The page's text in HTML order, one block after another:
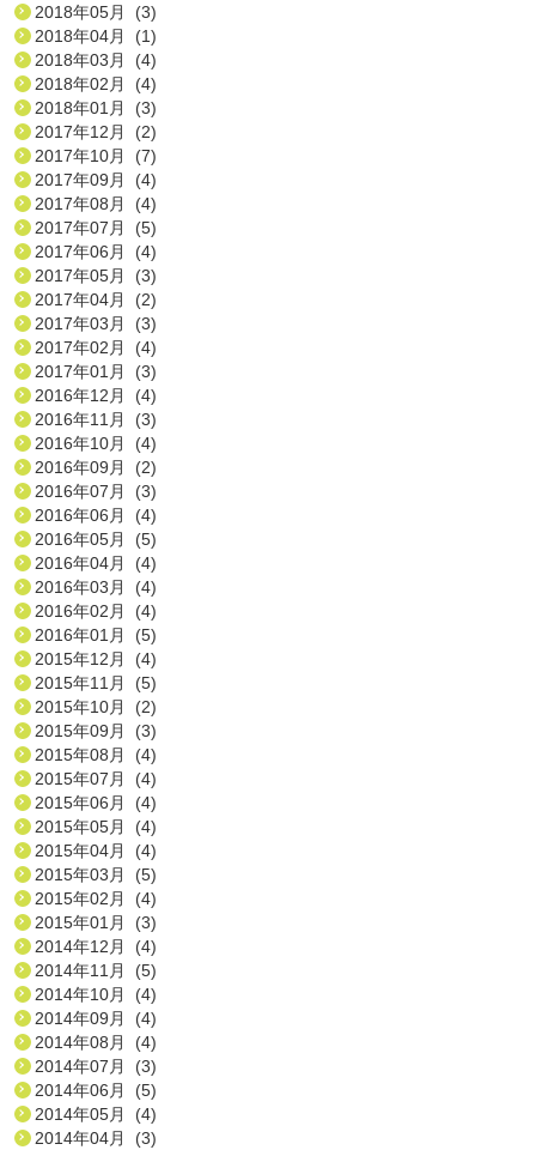
2018年05月 (3)
2018年04月 (1)
2018年03月 (4)
2018年02月 (4)
2018年01月 (3)
2017年12月 (2)
2017年10月 (7)
2017年09月 (4)
2017年08月 (4)
2017年07月 (5)
2017年06月 (4)
2017年05月 (3)
2017年04月 (2)
2017年03月 (3)
2017年02月 (4)
2017年01月 (3)
2016年12月 (4)
2016年11月 (3)
2016年10月 (4)
2016年09月 (2)
2016年07月 (3)
2016年06月 (4)
2016年05月 (5)
2016年04月 (4)
2016年03月 (4)
2016年02月 (4)
2016年01月 (5)
2015年12月 (4)
2015年11月 (5)
2015年10月 (2)
2015年09月 (3)
2015年08月 (4)
2015年07月 (4)
2015年06月 (4)
2015年05月 (4)
2015年04月 (4)
2015年03月 (5)
2015年02月 (4)
2015年01月 (3)
2014年12月 (4)
2014年11月 (5)
2014年10月 (4)
2014年09月 (4)
2014年08月 (4)
2014年07月 (3)
2014年06月 (5)
2014年05月 (4)
2014年04月 (3)